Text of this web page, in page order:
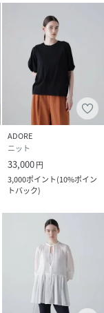
ADORE
ニット
33,000円
3,000ポイント(10%ポイン
トバック)